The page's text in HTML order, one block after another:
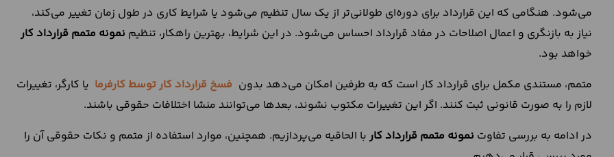
می‌شود. هنگامی‌ که این قرارداد برای دوره‌ای طولانی‌تر از یک سال تنظیم می‌شود یا شرایط کاری در طول زمان تغییر می‌کند،
نیاز به بازنگری و اعمال اصلاحات در مفاد قرارداد احساس می‌شود. در این شرایط، بهترین راهکار، تنظیم نمونه متمم قرارداد کار
خواهد بود.
متمم، مستندی مکمل برای قرارداد کار است که به طرفین امکان می‌دهد بدون فسخ قرارداد کار توسط کارفرما یا کارگر، تغییرات
لازم را به‌ صورت قانونی ثبت کنند. اگر این تغییرات مکتوب نشوند، بعدها می‌توانند منشا اختلافات حقوقی باشند.
در ادامه به بررسی تفاوت نمونه متمم قرارداد کار با الحاقیه می‌پردازیم. همچنین، موارد استفاده از متمم و نکات حقوقی آن را